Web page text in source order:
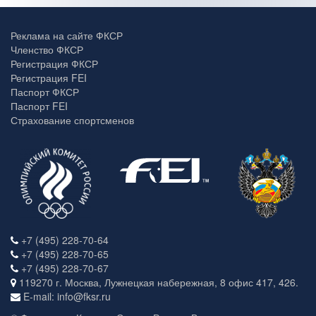
Реклама на сайте ФКСР
Членство ФКСР
Регистрация ФКСР
Регистрация FEI
Паспорт ФКСР
Паспорт FEI
Страхование спортсменов
+7 (495) 228-70-64
+7 (495) 228-70-65
+7 (495) 228-70-67
119270 г. Москва, Лужнецкая набережная, 8 офис 417, 426.
E-mail: info@fksr.ru